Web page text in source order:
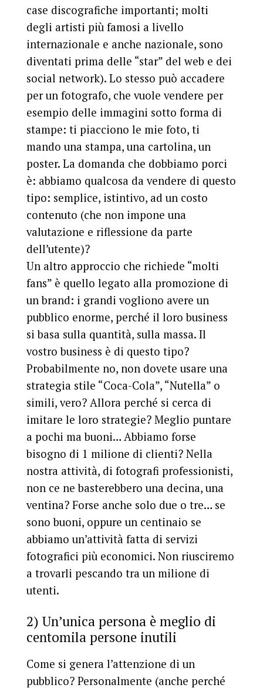
case discografiche importanti; molti
degli artisti più famosi a livello
internazionale e anche nazionale, sono
diventati prima delle “star” del web e dei
social network). Lo stesso può accadere
per un fotografo, che vuole vendere per
esempio delle immagini sotto forma di
stampe: ti piacciono le mie foto, ti
mando una stampa, una cartolina, un
poster. La domanda che dobbiamo porci
è: abbiamo qualcosa da vendere di questo
tipo: semplice, istintivo, ad un costo
contenuto (che non impone una
valutazione e riflessione da parte
dell’utente)?
Un altro approccio che richiede “molti
fans” è quello legato alla promozione di
un brand: i grandi vogliono avere un
pubblico enorme, perché il loro business
si basa sulla quantità, sulla massa. Il
vostro business è di questo tipo?
Probabilmente no, non dovete usare una
strategia stile “Coca-Cola”, “Nutella” o
simili, vero? Allora perché si cerca di
imitare le loro strategie? Meglio puntare
a pochi ma buoni… Abbiamo forse
bisogno di 1 milione di clienti? Nella
nostra attività, di fotografi professionisti,
non ce ne basterebbero una decina, una
ventina? Forse anche solo due o tre… se
sono buoni, oppure un centinaio se
abbiamo un’attività fatta di servizi
fotografici più economici. Non riusciremo
a trovarli pescando tra un milione di
utenti.
2) Un’unica persona è meglio di
centomila persone inutili
Come si genera l’attenzione di un
pubblico? Personalmente (anche perché